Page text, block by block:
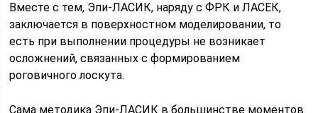
Вместе с тем, Эпи-ЛАСИК, наряду с ФРК и ЛАСЕК,
заключается в поверхностном моделировании, то
есть при выполнении процедуры не возникает
осложнений, связанных с формированием
роговичного лоскута.
Сама методика Эпи-ЛАСИК в большинстве моментов